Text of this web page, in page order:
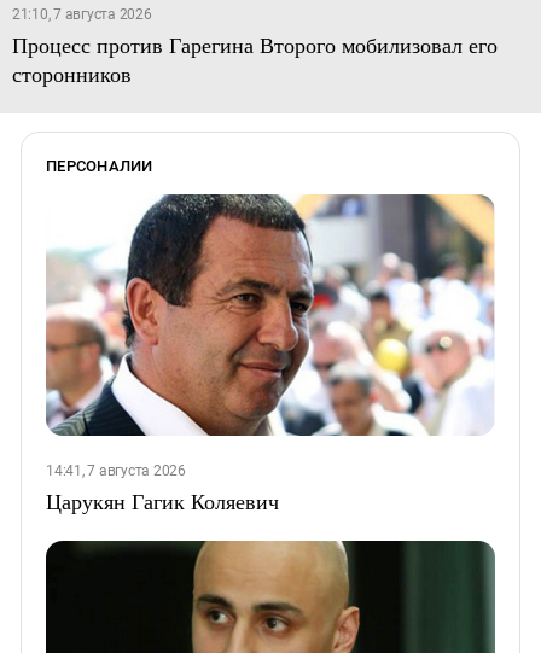
21:10, 7 августа 2026
Процесс против Гарегина Второго мобилизовал его
сторонников
ПЕРСОНАЛИИ
14:41, 7 августа 2026
Царукян Гагик Коляевич